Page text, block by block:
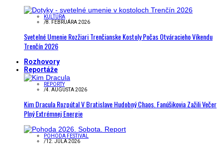
KULTÚRA
/8. FEBRUÁRA 2026
Svetelné Umenie Rozžiari Trenčianske Kostoly Počas Otváracieho Víkendu
Trenčín 2026
Rozhovory
Reportáže
REPORTY
/4. AUGUSTA 2026
Kim Dracula Rozpútal V Bratislave Hudobný Chaos. Fanúšikovia Zažili Večer
Plný Extrémnej Energie
POHODA FESTIVAL
/12. JÚLA 2026